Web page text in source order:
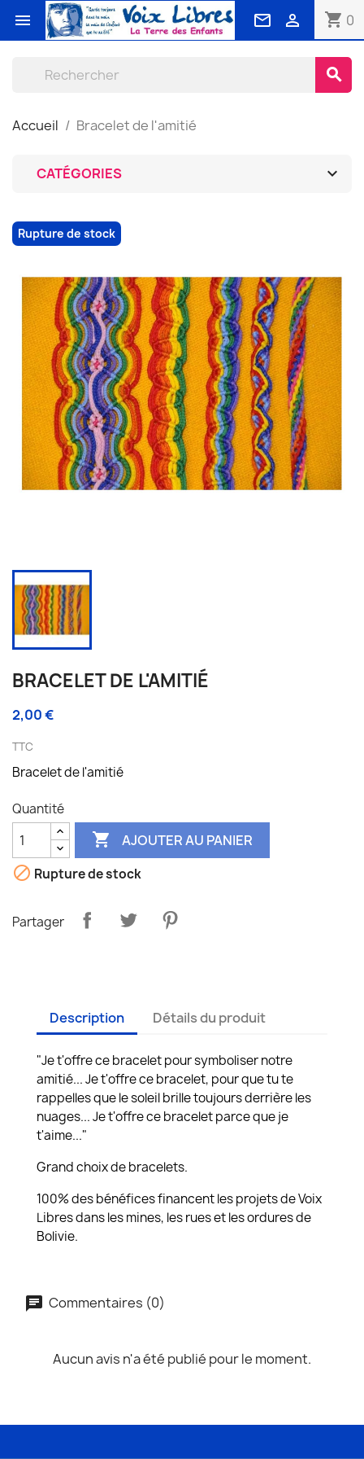
 shopping_cart 0
 
search
Accueil Bracelet de l'amitié
CATÉGORIES 
Rupture de stock
BRACELET DE L'AMITIÉ
2,00 €
TTC
Bracelet de l'amitié
Quantité
 AJOUTER AU PANIER
 Rupture de stock
Partager
Description Détails du produit
"Je t'offre ce bracelet pour symboliser notre
amitié... Je t'offre ce bracelet, pour que tu te
rappelles que le soleil brille toujours derrière les
nuages... Je t'offre ce bracelet parce que je
t'aime..."
Grand choix de bracelets.
100% des bénéfices financent les projets de Voix
Libres dans les mines, les rues et les ordures de
Bolivie.
Commentaires (0)
Aucun avis n'a été publié pour le moment.